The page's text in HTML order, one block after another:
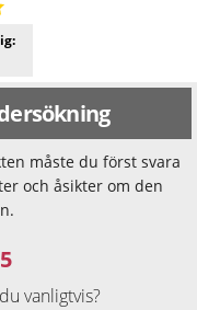
måste du först svara
och åsikter om den
vanligtvis?